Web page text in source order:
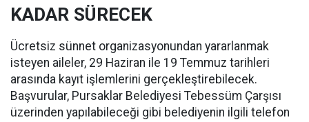
KADAR SÜRECEK
Ücretsiz sünnet organizasyonundan yararlanmak
isteyen aileler, 29 Haziran ile 19 Temmuz tarihleri
arasında kayıt işlemlerini gerçekleştirebilecek.
Başvurular, Pursaklar Belediyesi Tebessüm Çarşısı
üzerinden yapılabileceği gibi belediyenin ilgili telefon